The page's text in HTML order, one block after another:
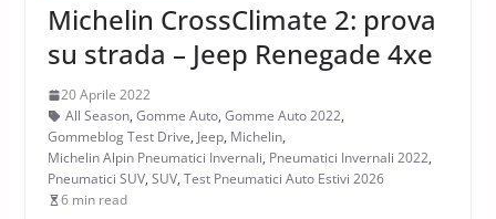
Michelin CrossClimate 2: prova
su strada – Jeep Renegade 4xe
20 Aprile 2022
All Season, Gomme Auto, Gomme Auto 2022,
Gommeblog Test Drive, Jeep, Michelin,
Michelin Alpin Pneumatici Invernali, Pneumatici Invernali 2022,
Pneumatici SUV, SUV, Test Pneumatici Auto Estivi 2026
6 min read